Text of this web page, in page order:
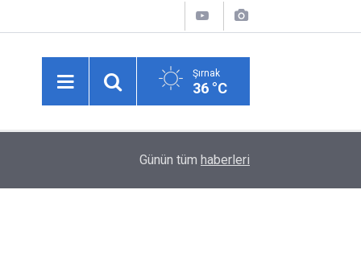
Şırnak
36 °C
Şırnak Gabar'da Petrol Üretimi Rekor Tazeledi
Günün tüm haberleri